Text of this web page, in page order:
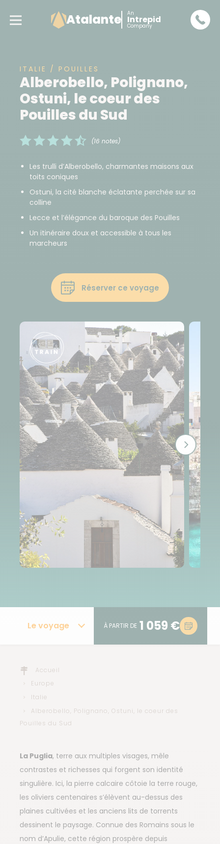
Atalante An
Intrepid
Company
ITALIE / POUILLES
Alberobello, Polignano,
Ostuni, le coeur des
Pouilles du Sud
(16 notes)
Les trulli d’Alberobello, charmantes maisons aux
toits coniques
Ostuni, la cité blanche éclatante perchée sur sa
colline
Lecce et l’élégance du baroque des Pouilles
Un itinéraire doux et accessible à tous les
marcheurs
Réserver ce voyage
Le voyage À PARTIR DE 1 059 €
Accueil
Europe
Italie
Alberobello, Polignano, Ostuni, le coeur des
Pouilles du Sud
La Puglia, terre aux multiples visages, mêle
contrastes et richesses qui forgent son identité
singulière. Ici, la pierre calcaire côtoie la terre rouge,
les oliviers centenaires s’élèvent au-dessus des
plaines cultivées et les anciens lits de torrents
dessinent le paysage. Connue des Romains sous le
nom d’Apulie, cette région prospère depuis